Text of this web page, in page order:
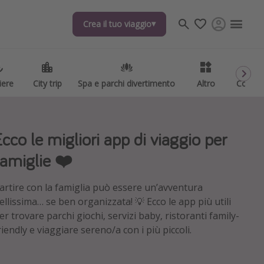
Crea il tuo viaggio
City trip Spa e parchi divertimento Altro Codici
Crea il tuo viaggio
City trip Spa e parchi divertimento Altro Codici
le migliori app di viaggio per
❤️
con la famiglia può essere un’avventura
se ben organizzata! 💡 Ecco le app più utili
trovare parchi giochi, servizi baby, ristoranti family-
e viaggiare sereno/a con i più piccoli.